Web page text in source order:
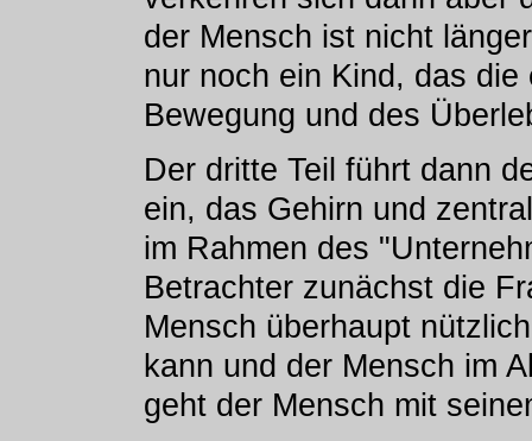
der Mensch ist nicht
nur noch ein Kind, das
Bewegung und des
Der dritte Teil führt dann
ein, das Gehirn und
im Rahmen des
Betrachter zunächst die
Mensch überhaupt
kann und der Mensch im
geht der Mensch mit